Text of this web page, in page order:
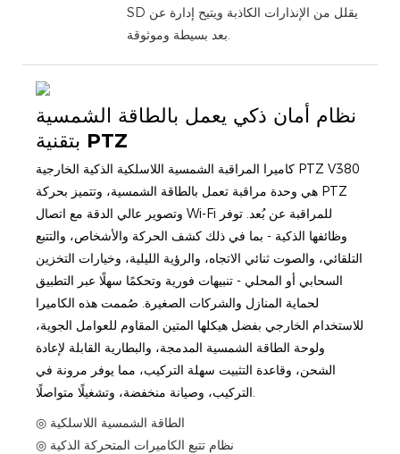
SD يقلل من الإنذارات الكاذبة ويتيح إدارة عن
بعد بسيطة وموثوقة.
نظام أمان ذكي يعمل بالطاقة الشمسية
بتقنية PTZ
كاميرا المراقبة الشمسية اللاسلكية الذكية الخارجية PTZ V380
هي وحدة مراقبة تعمل بالطاقة الشمسية، وتتميز بحركة PTZ
وتصوير عالي الدقة مع اتصال Wi-Fi للمراقبة عن بُعد. توفر
وظائفها الذكية - بما في ذلك كشف الحركة والأشخاص، والتتبع
التلقائي، والصوت ثنائي الاتجاه، والرؤية الليلية، وخيارات التخزين
السحابي أو المحلي - تنبيهات فورية وتحكمًا سهلًا عبر التطبيق
لحماية المنازل والشركات الصغيرة. صُممت هذه الكاميرا
للاستخدام الخارجي بفضل هيكلها المتين المقاوم للعوامل الجوية،
ولوحة الطاقة الشمسية المدمجة، والبطارية القابلة لإعادة
الشحن، وقاعدة التثبيت سهلة التركيب، مما يوفر مرونة في
◎ الطاقة الشمسية اللاسلكية
◎ نظام تتبع الكاميرات المتحركة الذكية